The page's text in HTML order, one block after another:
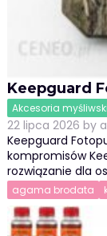
Keepguard
Akcesoria
22 lipca 2026 by
Keepguard
kompromisów
rozwiązanie dla
agama brodata